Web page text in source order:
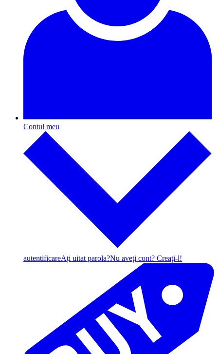
Contul meu
autentificareAți uitat parola?Nu aveți cont? Creați-l!